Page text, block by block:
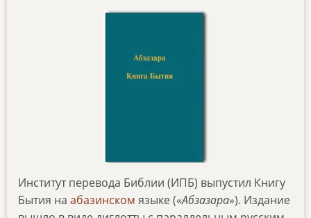
Институт перевода Библии (ИПБ) выпустил Книгу
Бытия на абазинском языке («Абзазара»). Издание